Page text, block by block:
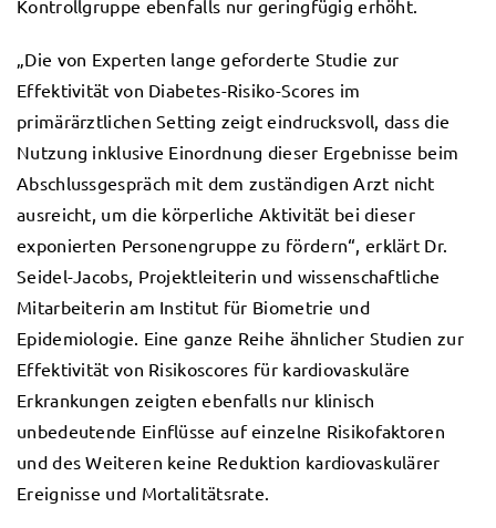
Kontrollgruppe ebenfalls nur geringfügig erhöht.
„Die von Experten lange geforderte Studie zur
Effektivität von Diabetes-Risiko-Scores im
primärärztlichen Setting zeigt eindrucksvoll, dass die
Nutzung inklusive Einordnung dieser Ergebnisse beim
Abschlussgespräch mit dem zuständigen Arzt nicht
ausreicht, um die körperliche Aktivität bei dieser
exponierten Personengruppe zu fördern“, erklärt Dr.
Seidel-Jacobs, Projektleiterin und wissenschaftliche
Mitarbeiterin am Institut für Biometrie und
Epidemiologie. Eine ganze Reihe ähnlicher Studien zur
Effektivität von Risikoscores für kardiovaskuläre
Erkrankungen zeigten ebenfalls nur klinisch
unbedeutende Einflüsse auf einzelne Risikofaktoren
und des Weiteren keine Reduktion kardiovaskulärer
Ereignisse und Mortalitätsrate.